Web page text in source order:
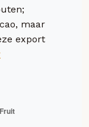
maar
export